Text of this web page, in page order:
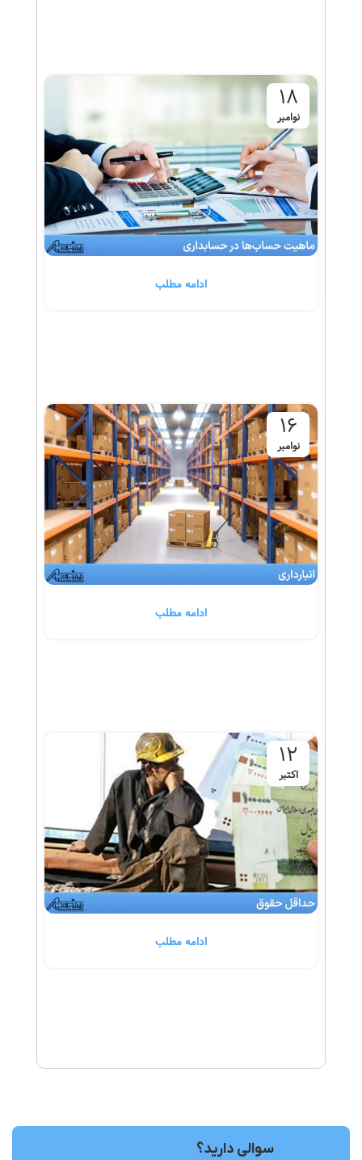
18
نوامبر
ادامه مطلب
16
نوامبر
ادامه مطلب
12
اکتبر
ادامه مطلب
سوالی دارید؟